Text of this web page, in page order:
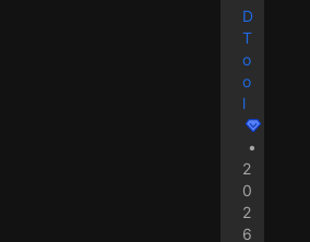
D
T
o
o
l
•
2
0
2
6